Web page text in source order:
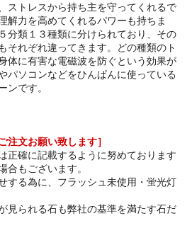
ストレスから持ち主を守ってくれるで
解力を高めてくれるパワーも持ちま
分類１３種類に分けられており、その
それぞれ違ってきます。どの種類のト
体に有害な電磁波を防ぐという効果が
パソコンなどをひんぱんに使っている
ンです。
注文お願い致します］
正確に記載するように努めております
合もございます。
する為に、フラッシュ未使用・蛍光灯
見られる石も弊社の基準を満たす石だ